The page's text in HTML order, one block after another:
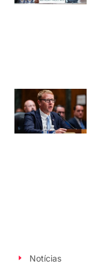
Notícias